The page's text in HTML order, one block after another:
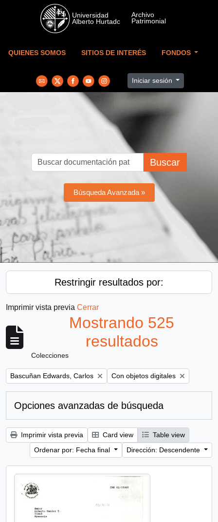
Skip to main content
QUIENES SOMOS SITIOS DE INTERÉS FONDOS
Iniciar sesión
Buscar
Búsqueda Avanzada »
Restringir resultados por:
Imprimir vista previa Cerrar
Mostrando 525
resultados
Colecciones
Remove filter:
Bascuñan Edwards, Carlos Remove filter:
Con objetos digitales
Opciones avanzadas de búsqueda
Imprimir vista previa Card view
Table view
Ordenar por: Fecha final
Dirección: Descendente